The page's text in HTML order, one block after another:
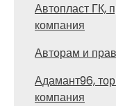
Автопласт ГК,
компания
Авторам и
Адамант96,
компания